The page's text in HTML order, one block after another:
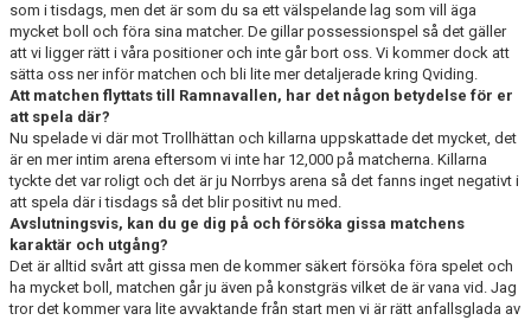
som i tisdags, men det är som du sa ett välspelande lag som vill äga
mycket boll och föra sina matcher. De gillar possessionspel så det gäller
att vi ligger rätt i våra positioner och inte går bort oss. Vi kommer dock att
sätta oss ner inför matchen och bli lite mer detaljerade kring Qviding.
Att matchen flyttats till Ramnavallen, har det någon betydelse för er
att spela där?
Nu spelade vi där mot Trollhättan och killarna uppskattade det mycket, det
är en mer intim arena eftersom vi inte har 12,000 på matcherna. Killarna
tyckte det var roligt och det är ju Norrbys arena så det fanns inget negativt i
att spela där i tisdags så det blir positivt nu med.
Avslutningsvis, kan du ge dig på och försöka gissa matchens
karaktär och utgång?
Det är alltid svårt att gissa men de kommer säkert försöka föra spelet och
ha mycket boll, matchen går ju även på konstgräs vilket de är vana vid. Jag
tror det kommer vara lite avvaktande från start men vi är rätt anfallsglada av